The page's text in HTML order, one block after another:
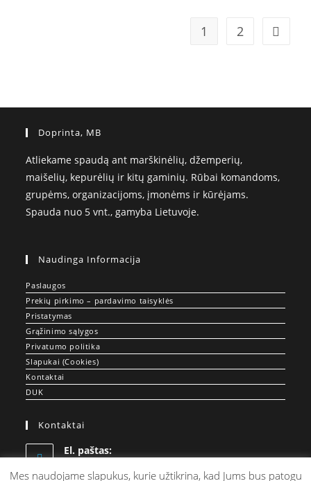
1 2
Doprinta, MB
Atliekame spaudą ant marškinėlių, džemperių,
maišelių, kepurėlių ir kitų gaminių. Rūbai komandoms,
grupėms, organizacijoms, įmonėms ir kūrėjams.
Spauda nuo 5 vnt., gamyba Lietuvoje.
Naudinga Informacija
Paslaugos
Prekių pirkimo – pardavimo taisyklės
Pristatymas
Grąžinimo sąlygos
Privatumo politika
Slapukai (Cookies)
Kontaktai
DUK
Kontaktai
El. paštas:
in
Mes naudojame slapukus, kurie užtikrina, kad Jums bus patogu